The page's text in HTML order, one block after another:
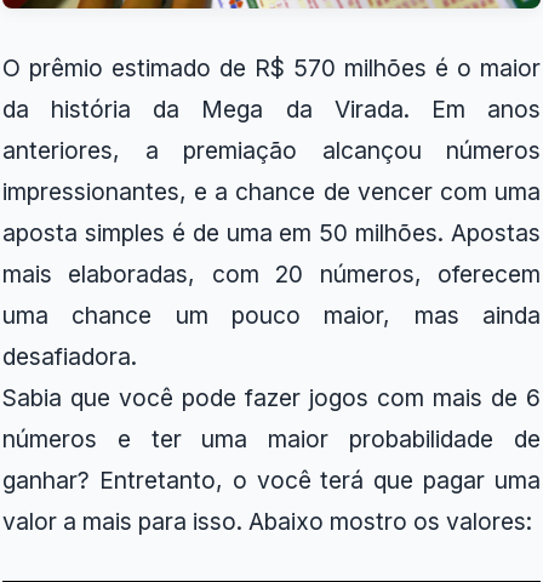
O prêmio estimado de R$ 570 milhões é o maior
da história da Mega da Virada. Em anos
anteriores, a premiação alcançou números
impressionantes, e a chance de vencer com uma
aposta simples é de uma em 50 milhões. Apostas
mais elaboradas, com 20 números, oferecem
uma chance um pouco maior, mas ainda
desafiadora.
Sabia que você pode fazer jogos com mais de 6
números e ter uma maior probabilidade de
ganhar? Entretanto, o você terá que pagar uma
valor a mais para isso. Abaixo mostro os valores: